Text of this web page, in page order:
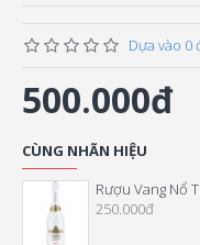
Dựa vào 0
500.000đ
CÙNG NHÃN HIỆU
250.000đ